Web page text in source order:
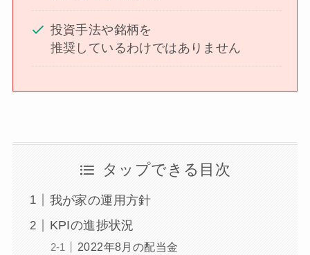
投資手法や銘柄を
推奨しているわけではありません
タップできる目次
我が家の運用方針
KPIの進捗状況
2022年8月の配当金